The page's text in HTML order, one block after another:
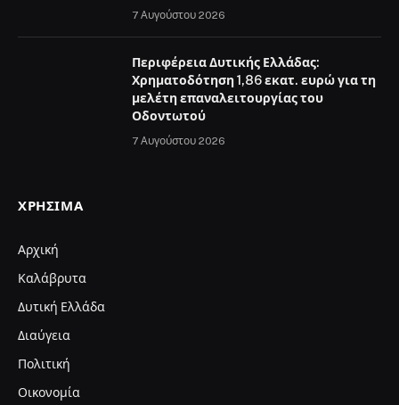
7 Αυγούστου 2026
Περιφέρεια Δυτικής Ελλάδας:
Χρηματοδότηση 1,86 εκατ. ευρώ για τη
μελέτη επαναλειτουργίας του
Οδοντωτού
7 Αυγούστου 2026
ΧΡΉΣΙΜΑ
Αρχική
Καλάβρυτα
Δυτική Ελλάδα
Διαύγεια
Πολιτική
Οικονομία